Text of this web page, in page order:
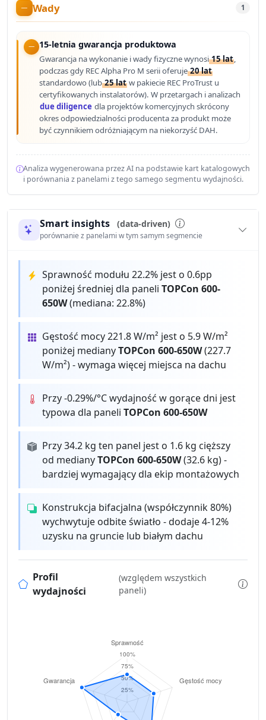
Wady 1
15-letnia gwarancja produktowa
Gwarancja na wykonanie i wady fizyczne wynosi15 lat,
podczas gdy REC Alpha Pro M serii oferuje20 lat
standardowo (lub25 lat w pakiecie REC ProTrust u
certyfikowanych instalatorów). W przetargach i analizach
due diligence dla projektów komercyjnych skrócony
okres odpowiedzialności producenta za produkt może
być czynnikiem odróżniającym na niekorzyść DAH.
Analiza wygenerowana przez AI na podstawie kart katalogowych
i porównania z panelami z tego samego segmentu wydajności.
Smart insights (data-driven)
porównanie z panelami w tym samym segmencie
Sprawność modułu 22.2% jest o 0.6pp
poniżej średniej dla paneliTOPCon 600-
650W(mediana: 22.8%)
Gęstość mocy 221.8 W/m² jest o 5.9 W/m²
poniżej medianyTOPCon 600-650W(227.7
W/m²) - wymaga więcej miejsca na dachu
Przy -0.29%/°C wydajność w gorące dni jest
typowa dla paneliTOPCon 600-650W
Przy 34.2 kg ten panel jest o 1.6 kg cięższy
od medianyTOPCon 600-650W(32.6 kg) -
bardziej wymagający dla ekip montażowych
Konstrukcja bifacjalna (współczynnik 80%)
wychwytuje odbite światło - dodaje 4-12%
uzysku na gruncie lub białym dachu
Profil
wydajności
(względem wszystkich
paneli)